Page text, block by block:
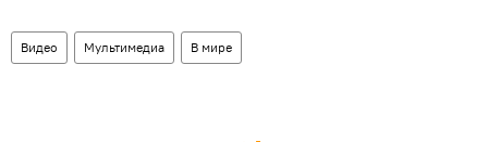
Видео Мультимедиа В мире